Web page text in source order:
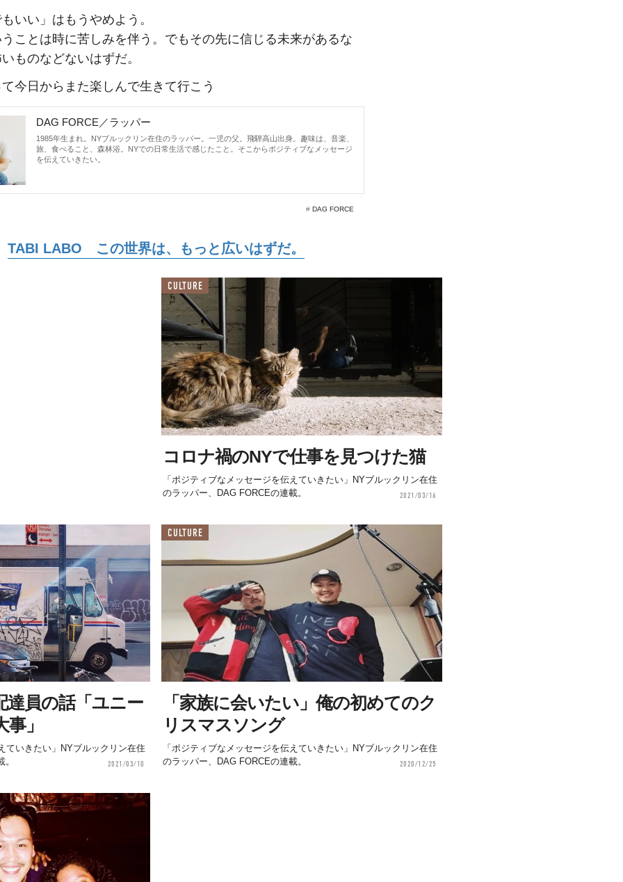
いい」はもうやめよう。
ことは時に苦しみを伴う。でもその先に信じる未来があるな
ものなどないはずだ。
今日からまた楽しんで生きて行こう
DAG FORCE／ラッパー
1985年生まれ。NYブルックリン在住のラッパー。一児の父。飛騨高山出身。趣味は、音楽、
旅、食べること、森林浴。NYでの日常生活で感じたこと。そこからポジティブなメッセージ
を伝えていきたい。
# DAG FORCE
TABI LABO この世界は、もっと広いはずだ。
CULTURE
コロナ禍のNYで仕事を見つけた猫
「ポジティブなメッセージを伝えていきたい」NYブルックリン在住
のラッパー、DAG FORCEの連載。
2021/03/16
達員の話「ユニー
」
ていきたい」NYブルックリン在住
2021/03/10
CULTURE
「家族に会いたい」俺の初めてのク
リスマスソング
「ポジティブなメッセージを伝えていきたい」NYブルックリン在住
のラッパー、DAG FORCEの連載。
2020/12/25